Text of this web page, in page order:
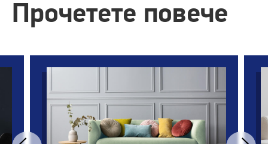
Прочетете повече